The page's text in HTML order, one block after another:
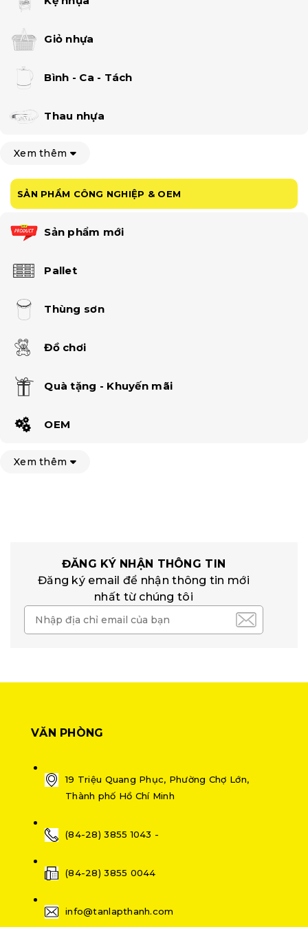
Giỏ nhựa
Bình - Ca - Tách
Thau nhựa
Xem thêm
SẢN PHẨM CÔNG NGHIỆP & OEM
Sản phẩm mới
Pallet
Thùng sơn
Đồ chơi
Quà tặng - Khuyến mãi
OEM
Xem thêm
ĐĂNG KÝ NHẬN THÔNG TIN
Đăng ký email để nhận thông tin mới
nhất từ chúng tôi
VĂN PHÒNG
19 Triệu Quang Phục, Phường Chợ Lớn,
Thành phố Hồ Chí Minh
(84-28) 3855 1043 -
(84-28) 3855 0044
info@tanlapthanh.com